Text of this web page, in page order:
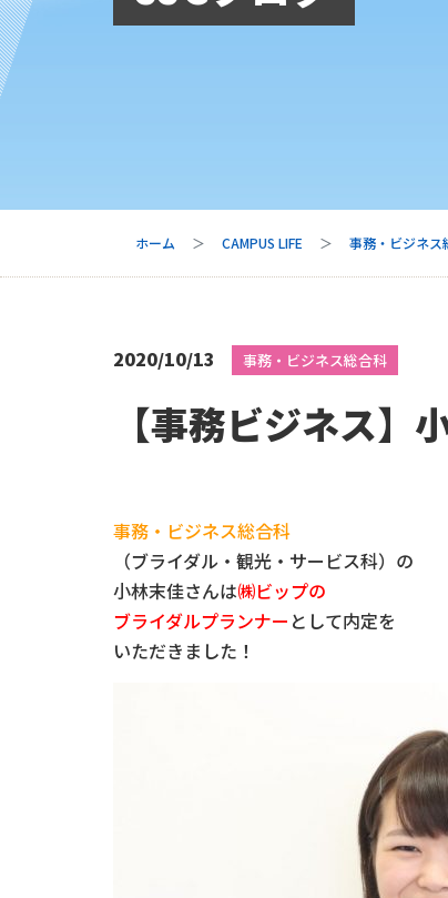
ホーム CAMPUS LIFE 事務・ビジネス
2020/10/13 事務・ビジネス総合科
【事務ビジネス】
事務・ビジネス総合科
（ブライダル・観光・サービス科）の
小林末佳さんは㈱ビップの
ブライダルプランナー として内定を
いただきました！